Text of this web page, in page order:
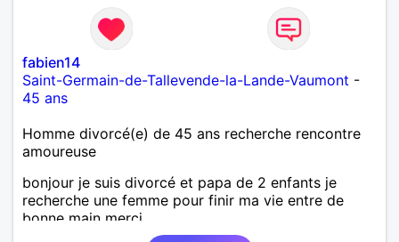
fabien14
Saint-Germain-de-Tallevende-la-Lande-Vaumont -
45 ans
Homme divorcé(e) de 45 ans recherche rencontre
amoureuse
bonjour je suis divorcé et papa de 2 enfants je
recherche une femme pour finir ma vie entre de
bonne main merci